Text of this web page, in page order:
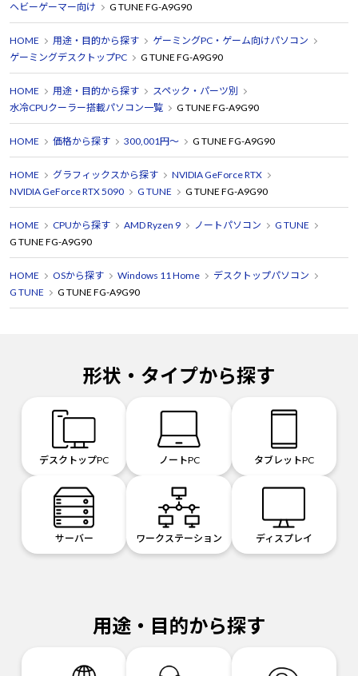
ヘビーゲーマー向け
G TUNE FG-A9G90
HOME 用途・目的から探す
ゲーミングPC・ゲーム向けパソコン
ゲーミングデスクトップPC
G TUNE FG-A9G90
HOME 用途・目的から探す
スペック・パーツ別
水冷CPUクーラー搭載パソコン一覧
G TUNE FG-A9G90
HOME 価格から探す 300,001円～ G TUNE FG-A9G90
HOME グラフィックスから探す
NVIDIA GeForce RTX
NVIDIA GeForce RTX 5090
G TUNE G TUNE FG-A9G90
HOME CPUから探す AMD Ryzen 9 ノートパソコン
G TUNE
G TUNE FG-A9G90
HOME OSから探す Windows 11 Home
デスクトップパソコン
G TUNE
G TUNE FG-A9G90
形状・タイプから探す
デスクトップPC ノートPC タブレットPC
サーバー ワークステーション ディスプレイ
用途・目的から探す